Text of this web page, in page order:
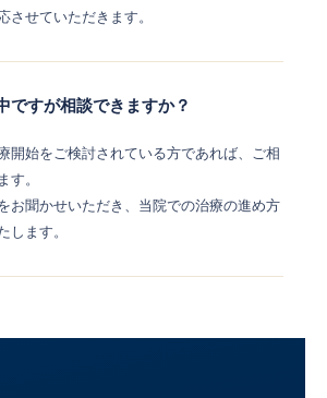
させていただきます。
ですが相談できますか？
開始をご検討されている方であれば、ご相
す。
お聞かせいただき、当院での治療の進め方
します。